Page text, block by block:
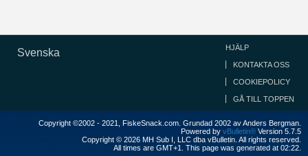
Svenska HJÄLP
KONTAKTA OSS
COOKIEPOLICY
GÅ TILL TOPPEN
Copyright ©2002 - 2021, FiskeSnack.com. Grundad 2002 av Anders Bergman.
Powered by vBulletin® Version 5.7.5
Copyright © 2026 MH Sub I, LLC dba vBulletin. All rights reserved.
All times are GMT+1. This page was generated at 02:22.